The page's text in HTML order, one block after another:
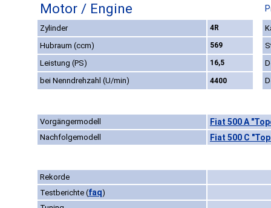
Motor / Engine
Zylinder 4R
Hubraum (ccm)
569
Leistung (PS)
16,5
bei Nenndrehzahl (U/min)
4400
Vorgängermodell Fiat 500 A
Nachfolgemodell Fiat 500 C
Rekorde
Testberichte (faq)